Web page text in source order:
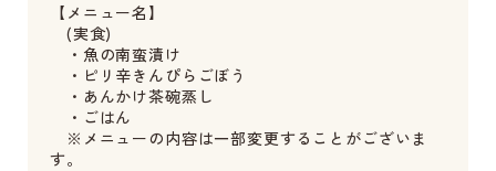
【メニュー名】
(実食)
・魚の南蛮漬け
・ピリ辛きんぴらごぼう
・あんかけ茶碗蒸し
・ごはん
※メニューの内容は一部変更することがございま
す。